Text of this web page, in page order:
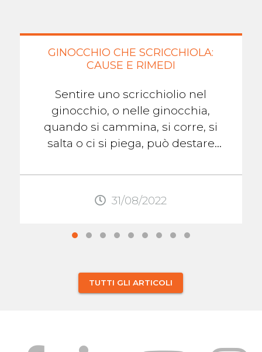
GINOCCHIO CHE SCRICCHIOLA:
CAUSE E RIMEDI
Sentire uno scricchiolio nel
ginocchio, o nelle ginocchia,
quando si cammina, si corre, si
salta o ci si piega, può destare
gonfiore, o ...
31/08/2022
TUTTI GLI ARTICOLI